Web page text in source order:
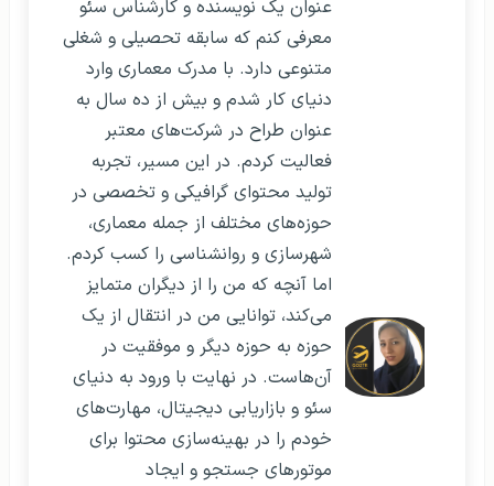
عنوان یک نویسنده و کارشناس سئو
معرفی کنم که سابقه‌ تحصیلی و شغلی
متنوعی دارد. با مدرک معماری وارد
دنیای کار شدم و بیش از ده سال به
عنوان طراح در شرکت‌های معتبر
فعالیت کردم. در این مسیر، تجربه
تولید محتوای گرافیکی و تخصصی در
حوزه‌های مختلف از جمله معماری،
شهرسازی و روانشناسی را کسب کردم.
اما آنچه که من را از دیگران متمایز
می‌کند، توانایی من در انتقال از یک
حوزه به حوزه دیگر و موفقیت در
آن‌هاست. در نهایت با ورود به دنیای
سئو و بازاریابی دیجیتال، مهارت‌های
خودم را در بهینه‌سازی محتوا برای
موتورهای جستجو و ایجاد